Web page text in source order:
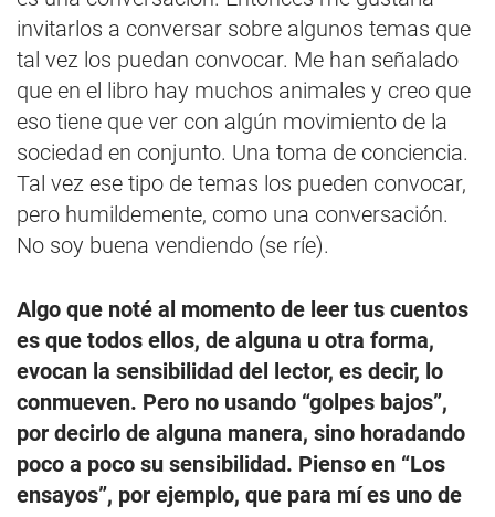
invitarlos a conversar sobre algunos temas que
tal vez los puedan convocar. Me han señalado
que en el libro hay muchos animales y creo que
eso tiene que ver con algún movimiento de la
sociedad en conjunto. Una toma de conciencia.
Tal vez ese tipo de temas los pueden convocar,
pero humildemente, como una conversación.
No soy buena vendiendo (se ríe).
Algo que noté al momento de leer tus cuentos
es que todos ellos, de alguna u otra forma,
evocan la sensibilidad del lector, es decir, lo
conmueven. Pero no usando “golpes bajos”,
por decirlo de alguna manera, sino horadando
poco a poco su sensibilidad. Pienso en “Los
ensayos”, por ejemplo, que para mí es uno de